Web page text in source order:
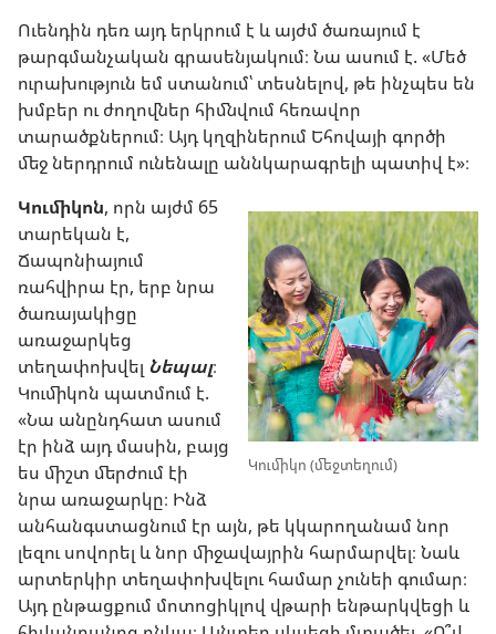
Ուենդին դեռ այդ երկրում է և այժմ ծառայում է
թարգմանչական գրասենյակում։ Նա ասում է. «Մեծ
ուրախություն եմ ստանում՝ տեսնելով, թե ինչպես են
խմբեր ու ժողովներ հիմնվում հեռավոր
տարածքներում։ Այդ կղզիներում Եհովայի գործի
մեջ ներդրում ունենալը աննկարագրելի պատիվ է»։
Կումիկո (մեջտեղում)
Կումիկոն, որն այժմ 65
տարեկան է,
Ճապոնիայում
ռահվիրա էր, երբ նրա
ծառայակիցը
առաջարկեց
տեղափոխվել Նեպալ։
Կումիկոն պատմում է.
«Նա անընդհատ ասում
էր ինձ այդ մասին, բայց
ես միշտ մերժում էի
նրա առաջարկը։ Ինձ
անհանգստացնում էր այն, թե կկարողանամ նոր
լեզու սովորել և նոր միջավայրին հարմարվել։ Նաև
արտերկիր տեղափոխվելու համար չունեի գումար։
Այդ ընթացքում մոտոցիկլով վթարի ենթարկվեցի և